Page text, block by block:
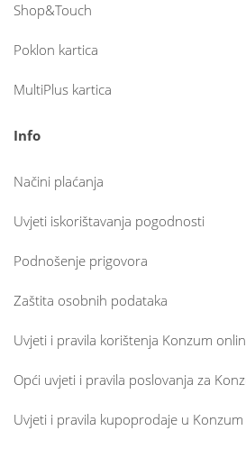
Shop&Touch
Poklon kartica
MultiPlus kartica
Info
Načini plaćanja
Uvjeti iskorištavanja pogodnosti
Podnošenje prigovora
Zaštita osobnih podataka
Uvjeti i pravila korištenja Konzum
Opći uvjeti i pravila poslovanja za
Uvjeti i pravila kupoprodaje u